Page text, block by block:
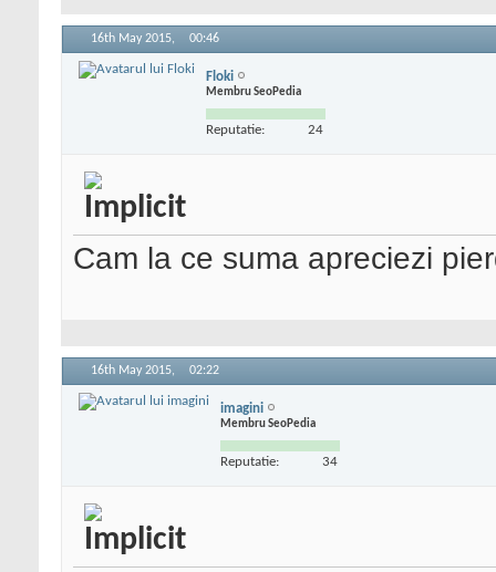
16th May 2015, 00:46
Floki
Membru SeoPedia
Reputatie: 24
Cam la ce suma apreciezi
16th May 2015, 02:22
imagini
Membru SeoPedia
Reputatie: 34